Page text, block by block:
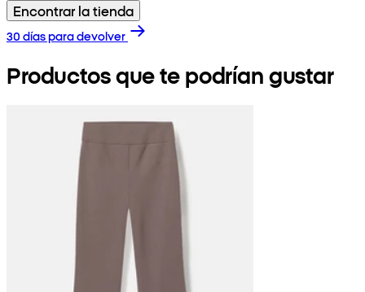
Encontrar la tienda
30 días para devolver
Productos que te podrían gustar